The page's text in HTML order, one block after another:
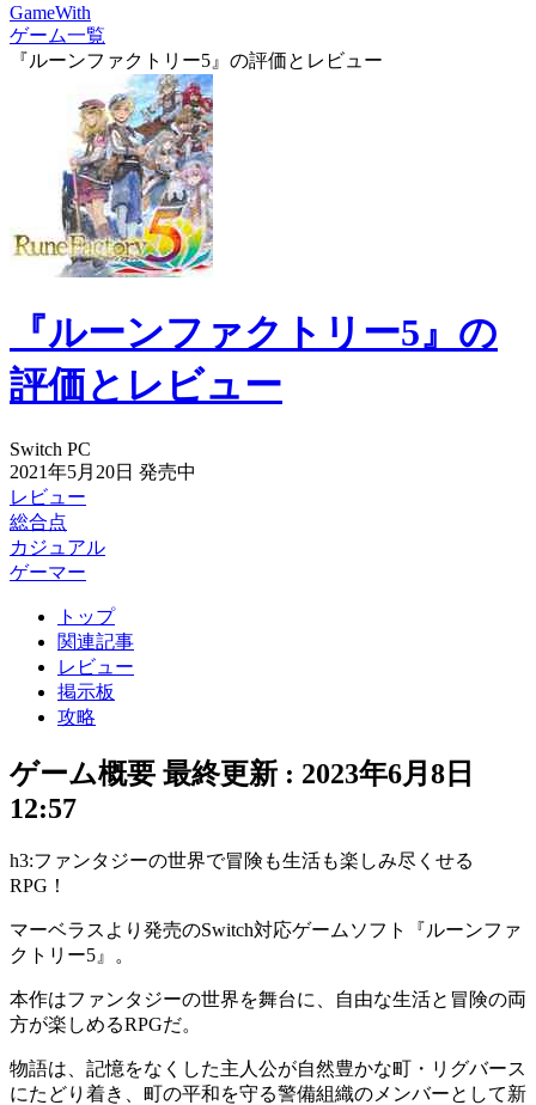
GameWith
ゲーム一覧
『ルーンファクトリー5』の評価とレビュー
『ルーンファクトリー5』の
評価とレビュー
Switch PC
2021年5月20日 発売中
レビュー
総合点
カジュアル
ゲーマー
トップ
関連記事
レビュー
掲示板
攻略
ゲーム概要 最終更新 : 2023年6月8日
12:57
h3:ファンタジーの世界で冒険も生活も楽しみ尽くせる
RPG！
マーベラスより発売のSwitch対応ゲームソフト『ルーンファ
クトリー5 』。
本作はファンタジーの世界を舞台に、 自由な生活と冒険の両
方が楽しめるRPGだ。
物語は、 記憶をなくした主人公が自然豊かな町・リグバース
にたどり着き、町の平和を守る警備組織のメンバーとして新